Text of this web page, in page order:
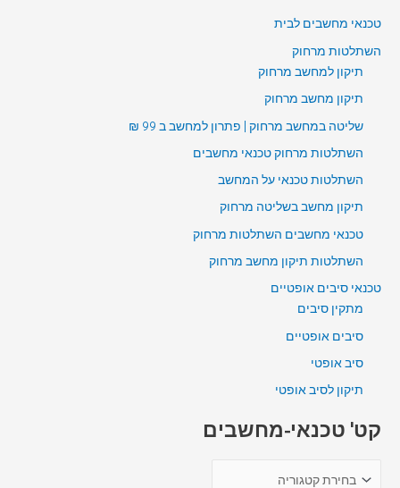
טכנאי מחשבים לבית
השתלטות מרחוק
תיקון למחשב מרחוק
תיקון מחשב מרחוק
שליטה במחשב מרחוק | פתרון למחשב ב 99 ₪
השתלטות מרחוק טכנאי מחשבים
השתלטות טכנאי על המחשב
תיקון מחשב בשליטה מרחוק
טכנאי מחשבים השתלטות מרחוק
השתלטות תיקון מחשב מרחוק
טכנאי סיבים אופטיים
מתקין סיבים
סיבים אופטיים
סיב אופטי
תיקון לסיב אופטי
קט' טכנאי-מחשבים